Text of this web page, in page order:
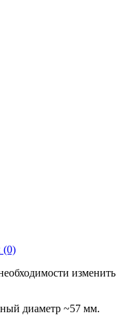
(0)
изменить
диаметр ~57 мм.